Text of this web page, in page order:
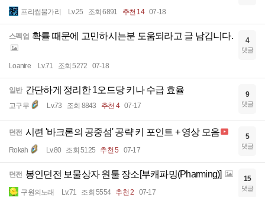
프리썹불가리 Lv.25 조회 6891 추천 14 07-18
스펙업 확률 때문에 고민하시는분 도움되라고 글 남깁니다.
Loanire Lv.71 조회 5272 07-18
4
댓글
일반 간단하게 정리한 1오드당 키나 수급 효율
고구무 Lv.73 조회 8843 추천 4 07-17
9
댓글
던전 시련 '바크론의 공중섬' 공략 키 포인트 + 영상 모음
Rokah Lv.80 조회 5125 추천 5 07-17
5
댓글
던전 봉인던전 보물상자 원툴 장소[부캐파밍(Pharming)]
구원의노래 Lv.71 조회 5554 추천 2 07-17
15
댓글